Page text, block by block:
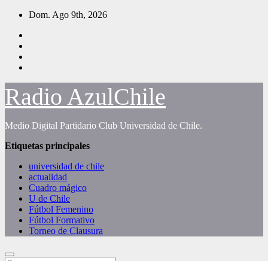
Saltar
contenido
Dom. Ago 9th, 2026
Radio AzulChile
Medio Digital Partidario Club Universidad de Chile.
Etiquetas principales
universidad de chile
actualidad
Cuadro mágico
U de Chile
Fútbol Femenino
Fútbol Formativo
Torneo de Clausura